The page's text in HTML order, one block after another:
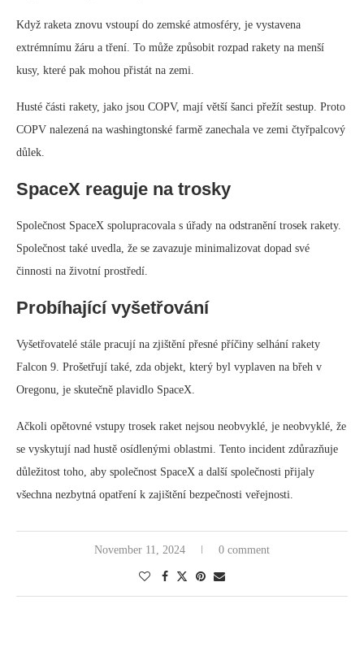
Když raketa znovu vstoupí do zemské atmosféry, je vystavena
extrémnímu žáru a tření. To může způsobit rozpad rakety na menší
kusy, které pak mohou přistát na zemi.
Husté části rakety, jako jsou COPV, mají větší šanci přežít sestup. Proto
COPV nalezená na washingtonské farmě zanechala ve zemi čtyřpalcový
důlek.
SpaceX reaguje na trosky
Společnost SpaceX spolupracovala s úřady na odstranění trosek rakety.
Společnost také uvedla, že se zavazuje minimalizovat dopad své
činnosti na životní prostředí.
Probíhající vyšetřování
Vyšetřovatelé stále pracují na zjištění přesné příčiny selhání rakety
Falcon 9. Prošetřují také, zda objekt, který byl vyplaven na břeh v
Oregonu, je skutečně plavidlo SpaceX.
Ačkoli opětovné vstupy trosek raket nejsou neobvyklé, je neobvyklé, že
se vyskytují nad hustě osídlenými oblastmi. Tento incident zdůrazňuje
důležitost toho, aby společnost SpaceX a další společnosti přijaly
všechna nezbytná opatření k zajištění bezpečnosti veřejnosti.
November 11, 2024 0 comment